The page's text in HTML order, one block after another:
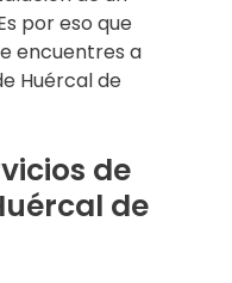
por eso que
encuentres a
Huércal de
de
de